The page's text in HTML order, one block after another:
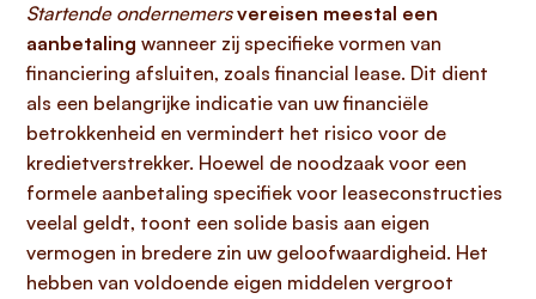
Startende ondernemers vereisen meestal een
aanbetaling wanneer zij specifieke vormen van
financiering afsluiten, zoals financial lease. Dit dient
als een belangrijke indicatie van uw financiële
betrokkenheid en vermindert het risico voor de
kredietverstrekker. Hoewel de noodzaak voor een
formele aanbetaling specifiek voor leaseconstructies
veelal geldt, toont een solide basis aan eigen
vermogen in bredere zin uw geloofwaardigheid. Het
hebben van voldoende eigen middelen vergroot